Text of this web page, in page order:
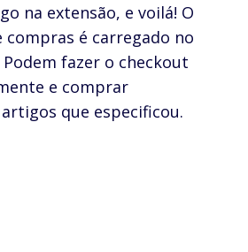
na extensão, e voilá! O
compras é carregado no
fazer o checkout
e comprar
que especificou.